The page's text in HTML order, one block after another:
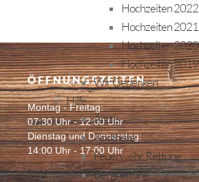
Hochzeiten 2022
Hochzeiten 2021
Hochzeiten 2020
Hochzeiten 2019
Wir Gedenken
Hilfe
Ärzte
Apotheke
Feuerwehr, Rettung
Bergrettung
ÖFFNUNGSZEITEN
Montag - Freitag:
07:30 Uhr - 12:00 Uhr
Dienstag und Donnerstag:
14:00 Uhr - 17:00 Uhr